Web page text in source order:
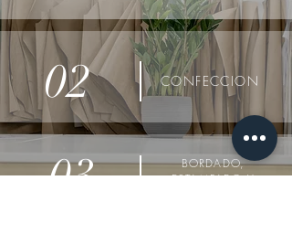
02 CONFECCION
03
BORDADO,
ESTAMPADO Y